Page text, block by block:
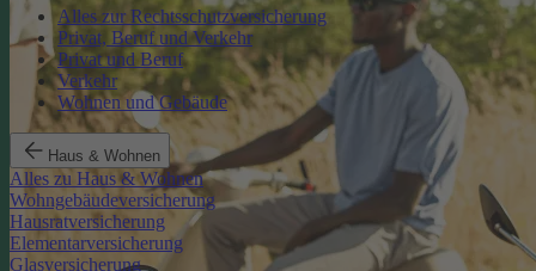
Alles zur Rechtsschutzversicherung
Privat, Beruf und Verkehr
Privat und Beruf
Verkehr
Wohnen und Gebäude
Haus & Wohnen
Alles zu Haus & Wohnen
Wohngebäudeversicherung
Hausratversicherung
Elementarversicherung
Glasversicherung